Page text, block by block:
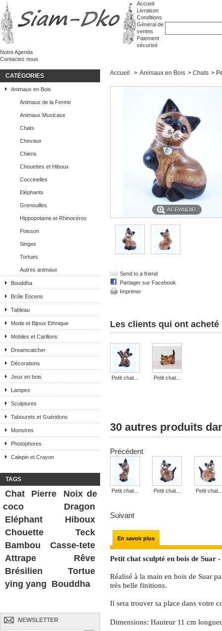
Accueil
Livraison
Conditions
Général de
ventes
Paiement
sécurisé
Notre Agenda
Contactez nous
CATÉGORIES
Animaux en Bois
Animaux de la Ferme
Animaux Musicaux
Chats
Chevaux
Chiens
Chouettes et Hiboux
Coccinelles
Eléphants
Grenouilles
Hippopotame et Rhinocéros
Poisson
Singes
Tortues
Autres animaux
Bouddha
Brûle Encens
Tableau
Mode et Bijoux Ethnique
Mobiles et Carillons
Dreamcatcher
Décorations
Jeux en bois
Lampes
Sculptures
Tabourets et Guéridons
Monstres
Photophores
Calepin et Crayon
TAGS
Chat Pierre
Noix de
coco
Dragon
Eléphant
Hiboux
Chouette
Teck
Bambou
Casse-tete
Attrape Rêve
Brésilien
Tortue
ying yang Bouddha
NEWSLETTER
Accueil > Animaux en Bois > Chats >
AGRANDIR
Send to a friend
Partager sur Facebook
Imprimer
Les clients qui ont
Petit chat... Petit chat...
30 autres produits
Précédent
Petit chat... Petit chat... Petit chat...
Suivant
En savoir plus
Petit chat sculpté en bois de Suar -
Réalisé à la main en bois de Suar
très belle finitions.
Il sera trouver sa place dans votre
Dimensions: Hauteur 11 cm